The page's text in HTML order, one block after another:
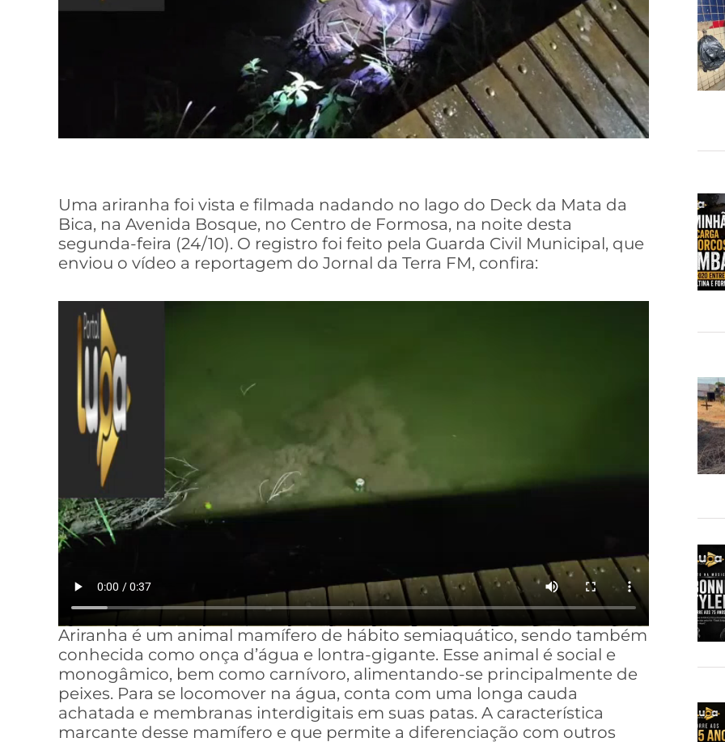
Uma ariranha foi vista e filmada nadando no lago do Deck da Mata da
Bica, na Avenida Bosque, no Centro de Formosa, na noite desta
segunda-feira (24/10). O registro foi feito pela Guarda Civil Municipal, que
enviou o vídeo a reportagem do Jornal da Terra FM, confira:
Ariranha é um animal mamífero de hábito semiaquático, sendo também
conhecida como onça d’água e lontra-gigante. Esse animal é social e
monogâmico, bem como carnívoro, alimentando-se principalmente de
peixes. Para se locomover na água, conta com uma longa cauda
achatada e membranas interdigitais em suas patas. A característica
marcante desse mamífero e que permite a diferenciação com outros